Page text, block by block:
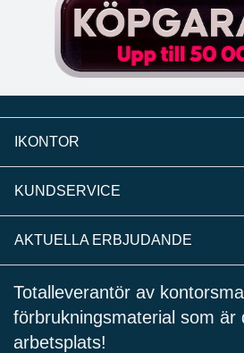
IKONTOR
KUNDSERVICE
AKTUELLA ERBJUDANDE
Totalleverantör av
förbrukningsmaterial som är
arbetsplats!